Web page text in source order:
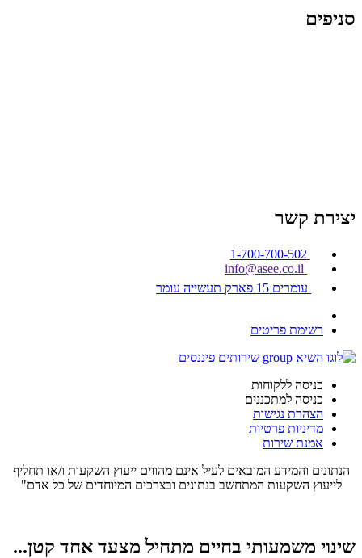
סניפים
יצירת קשר
1-700-700-502
info@asee.co.il
עומרים 15 פארק תעשייה עומר
רשימת פריטים
כניסה ללקוחות
כניסה למתכננים
הצהרת נגישות
מדיניות פרטיות
אמנת שירות
הנתונים והמידע המובאים לעיל אינם מהווים ייעוץ השקעות ו/או תחליף
לייעוץ השקעות המתחשב בנתונים ובצרכים המיוחדים של כל אדם"
שינוי משמעותי בחיים מתחיל מצעד אחד קטן...